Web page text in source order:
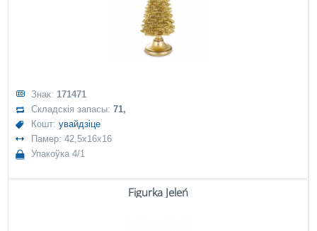
Знак: 171471
Складскія запасы:71,
Кошт:увайдзіце
Памер: 42,5x16x16
Упакоўка 4/1
Figurka Jeleń